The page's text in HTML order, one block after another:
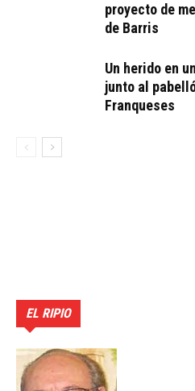
proyecto de
de Barris
Un herido en
junto al
Franqueses
EL RIPIO